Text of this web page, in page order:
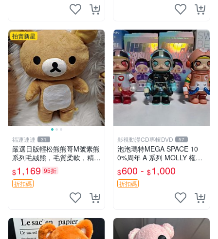
拍賣新星
福運連連 31
嚴選日版輕松熊熊哥M號素熊
系列毛絨熊，毛質柔軟，精緻
可愛，尺寸35cm，保存狀態
優異。收藏或贈送皆為佳選。
中古 毛絨熊 毛玩偶
$1,169 95折
折扣碼
影視動漫CD專輯DVD 57
泡泡瑪特MEGA SPACE 10
0%周年 A 系列 MOLLY 權威
隱藏款 嚴選薄荷巧克力色 80
年代風味 權威推薦 合適收藏
$600 - $1,000
折扣碼